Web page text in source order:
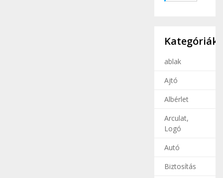
Kategóriák
ablak
Ajtó
Albérlet
Arculat,
Logó
Autó
Biztosítás